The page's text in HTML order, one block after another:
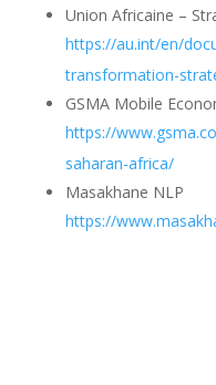
Union Africaine –
https://au.int/en/
transformation-
GSMA Mobile
https://
saharan-africa/
Masakhane NLP
https://